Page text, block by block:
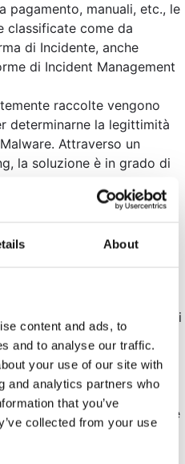
About
content and ads, to
and to analyse our traffic.
your use of our site with
and analytics partners who
that you’ve
collected from your use
pagamento, manuali, etc., le
classificate come da
di Incidente, anche
di Incident Management
raccolte vengono
determinarne la legittimità
Attraverso un
la soluzione è in grado di
sospette e riscontrarne
mobile app legittime
(Website Spoofing).
Learning classifica poi le
e ne predispone
a gestire il blocco e la
– Per supportare gli utenti
URL fraudolente, Alfa
iOS e Android) che,
Bancaria e/o di
la lista delle URL
la libreria Google
bloccarle
dell’accesso attraverso il